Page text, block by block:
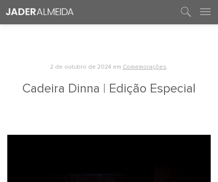
2 de outubro de 2024 em Comemorações.
Cadeira Dinna | Edição Especial